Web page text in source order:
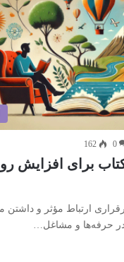
0
162
کتاب برای افزایش
برقراری ارتباط مؤثر و
حرفه‌ها و مشاغل…